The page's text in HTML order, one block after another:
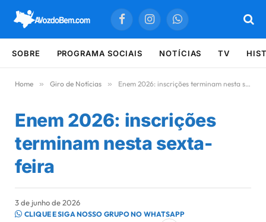
FacebookInstagramWhatsApp
SOBRE PROGRAMA SOCIAIS NOTÍCIAS TV
Home » Giro de Notícias » Enem 2026: inscrições terminam nesta sexta-feira
Enem 2026: inscrições
terminam nesta sexta-
feira
3 de junho de 2026
CLIQUE E SIGA NOSSO GRUPO NO WHATSAPP